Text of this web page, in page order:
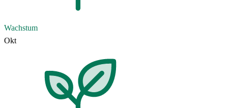
Wachstum
Okt